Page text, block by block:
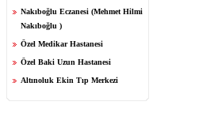
Nakıboğlu Eczanesi (Mehmet Hilmi
Nakıboğlu )
Özel Medikar Hastanesi
Özel Baki Uzun Hastanesi
Altınoluk Ekin Tıp Merkezi